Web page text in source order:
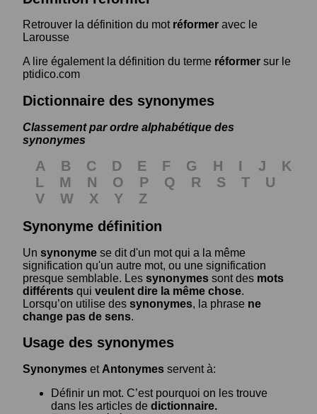
Retrouver la définition du mot réformer avec le
Larousse
A lire également la définition du terme réformer sur le
ptidico.com
Dictionnaire des synonymes
Classement par ordre alphabétique des
synonymes
A B C D E F G H I J
K
L
M N O P Q R S T
U
V
W X Y
Z
Synonyme définition
Un synonyme se dit d'un mot qui a la même
signification qu'un autre mot, ou une signification
presque semblable. Les synonymes sont des mots
différents qui veulent dire la même chose.
Lorsqu’on utilise des synonymes, la phrase ne
change pas de sens.
Usage des synonymes
Synonymes et Antonymes servent à:
Définir un mot. C’est pourquoi on les trouve
dans les articles de dictionnaire.